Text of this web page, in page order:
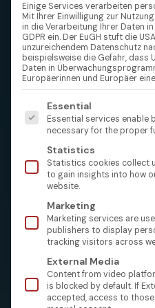
Einige Services verarbeiten
Mit Ihrer Einwilligung zur
in die Verarbeitung Ihrer Daten
GDPR ein. Der EuGH stuft die
unzureichendem Datenschutz
beispielsweise die Gefahr, dass
Daten in
Europäerinnen und Europäer
Es folgt eine Liste der
Essential
Essential services enable
necessary for the proper
Statistics
Statistics cookies collect
to gain insights into how
website.
Marketing
Marketing services are
publishers to display
tracking visitors across
External Media
Content from video
is blocked by default. If
accepted, access to